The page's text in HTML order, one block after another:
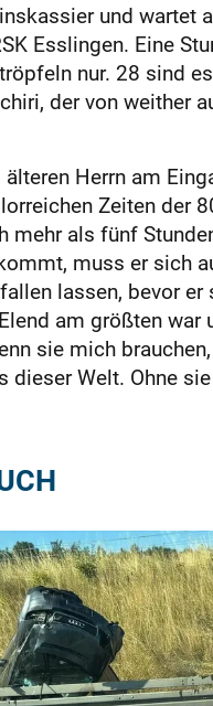
und wartet
Esslingen. Eine
nur. 28 sind
der von weither
Herrn am
Zeiten der
mehr als fünf
muss er sich
lassen, bevor
am größten
sie mich
dieser Welt. Ohne